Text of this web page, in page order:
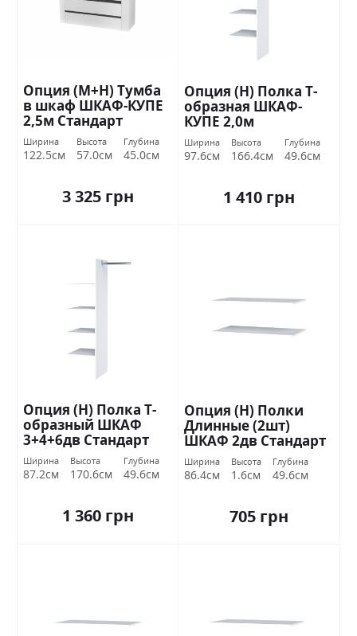
Опция (М+Н) Тумба
в шкаф ШКАФ-КУПЕ
2,5м Стандарт
Ширина
122.5см
Высота
57.0см
Глубина
45.0см
3 325 грн
Опция (Н) Полка Т-
образная ШКАФ-
КУПЕ 2,0м
Ширина
97.6см
Высота
166.4см
Глубина
49.6см
1 410 грн
Опция (Н) Полка Т-
образный ШКАФ
3+4+6дв Стандарт
Ширина
87.2см
Высота
170.6см
Глубина
49.6см
1 360 грн
Опция (Н) Полки
Длинные (2шт)
ШКАФ 2дв Стандарт
Ширина
86.4см
Высота
1.6см
Глубина
49.6см
705 грн